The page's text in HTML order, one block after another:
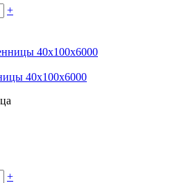
+
40х100х6000
+